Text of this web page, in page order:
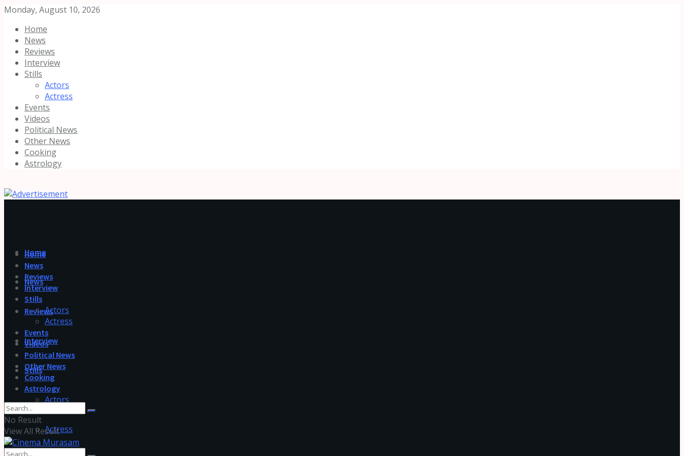
Monday, August 10, 2026
Home
News
Reviews
Interview
Stills
Actors
Actress
Events
Videos
Political News
Other News
Cooking
Astrology
Home
News
Reviews
Interview
Stills
Actors
Actress
Home
News
Reviews
Interview
Stills
Actors
Actress
Events
Videos
Political News
Other News
Cooking
Astrology
No Result
View All Result